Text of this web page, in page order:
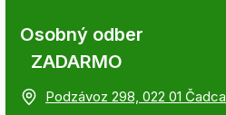
Osobný odber
ZADARMO
Podzávoz 298, 022 01 Čadca